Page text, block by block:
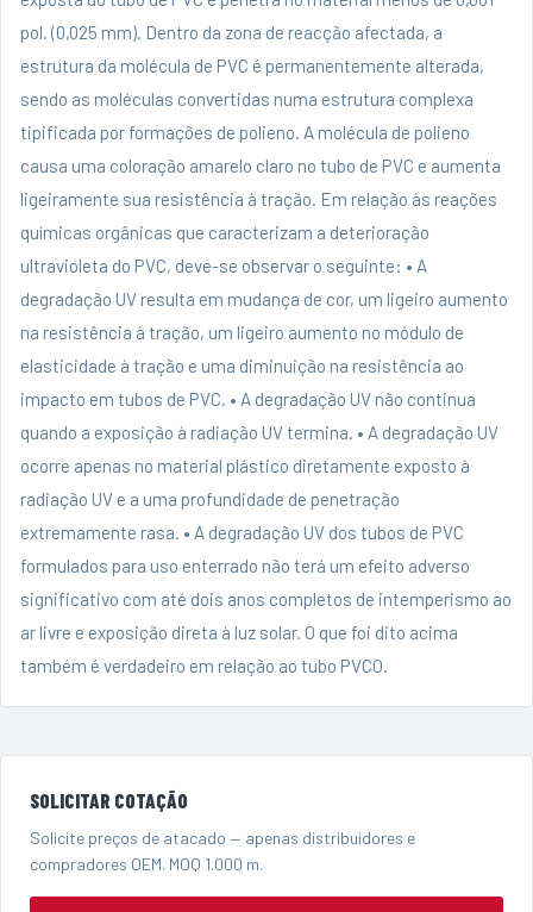
pol. (0,025 mm). Dentro da zona de reacção afectada, a
estrutura da molécula de PVC é permanentemente alterada,
sendo as moléculas convertidas numa estrutura complexa
tipificada por formações de polieno. A molécula de polieno
causa uma coloração amarelo claro no tubo de PVC e aumenta
ligeiramente sua resistência à tração. Em relação às reações
químicas orgânicas que caracterizam a deterioração
ultravioleta do PVC, deve-se observar o seguinte: • A
degradação UV resulta em mudança de cor, um ligeiro aumento
na resistência à tração, um ligeiro aumento no módulo de
elasticidade à tração e uma diminuição na resistência ao
impacto em tubos de PVC. • A degradação UV não continua
quando a exposição à radiação UV termina. • A degradação UV
ocorre apenas no material plástico diretamente exposto à
radiação UV e a uma profundidade de penetração
extremamente rasa. • A degradação UV dos tubos de PVC
formulados para uso enterrado não terá um efeito adverso
significativo com até dois anos completos de intemperismo ao
ar livre e exposição direta à luz solar. O que foi dito acima
também é verdadeiro em relação ao tubo PVCO.
SOLICITAR COTAÇÃO
Solicite preços de atacado — apenas distribuidores e
compradores OEM. MOQ 1.000 m.